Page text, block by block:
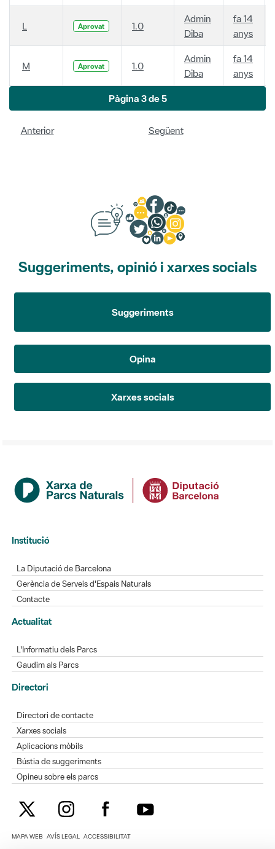
L Aprovat 1.0
Admin
Diba
fa 14
anys
M Aprovat 1.0
Admin
Diba
fa 14
anys
Pàgina 3 de 5
Anterior Següent
Suggeriments, opinió i xarxes socials
Suggeriments
Opina
Xarxes socials
Institució
La Diputació de Barcelona
Gerència de Serveis d'Espais Naturals
Contacte
Actualitat
L'Informatiu dels Parcs
Gaudim als Parcs
Directori
Directori de contacte
Xarxes socials
Aplicacions mòbils
Bústia de suggeriments
Opineu sobre els parcs
MAPA WEB AVÍS LEGAL ACCESSIBILITAT